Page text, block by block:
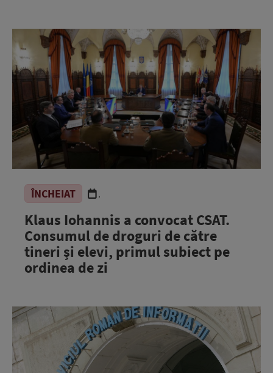
ÎNCHEIAT .
Klaus Iohannis a convocat CSAT.
Consumul de droguri de către
tineri și elevi, primul subiect pe
ordinea de zi